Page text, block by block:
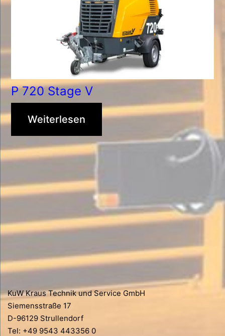
P 720 Stage V
Weiterlesen
KuW Kraus Technik und Service GmbH
Siemensstraße 17
D-96129 Strullendorf
Tel: +49 9543 443356 0